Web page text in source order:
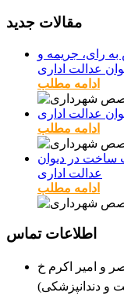
مقالات جدید
اعتراض به رای، جریمه و
عدالت اداری
ادامه مطلب
عدالت اداری
ادامه مطلب
ساخت در دیوان
عدالت اداری
ادامه مطلب
اطلاعات تماس
و امیر اکرم خ